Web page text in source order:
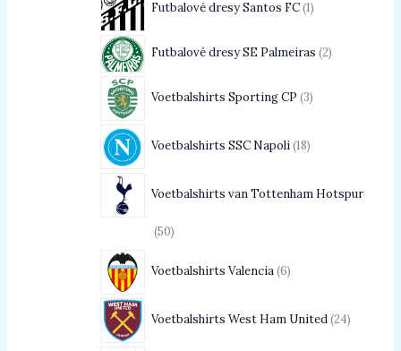
Futbalové dresy Santos FC 1
Futbalové dresy SE Palmeiras 2
Voetbalshirts Sporting CP 3
Voetbalshirts SSC Napoli 18
Voetbalshirts van Tottenham Hotspur
50
Voetbalshirts Valencia 6
Voetbalshirts West Ham United 24